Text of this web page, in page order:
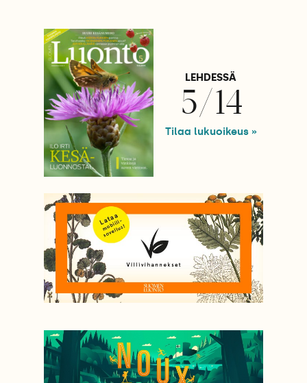
LEHDESSÄ
5/14
Tilaa lukuoikeus »